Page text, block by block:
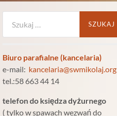
Biuro parafialne (kancelaria)
e-mail: kancelaria@swmikolaj.org
tel.:58 663 44 14
telefon do księdza dyżurnego
( tylko w spawach wezwań do